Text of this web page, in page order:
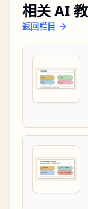
相关 AI
返回栏目